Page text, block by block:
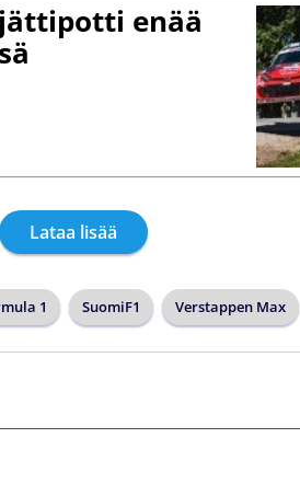
enää
Lataa lisää
1 SuomiF1 Verstappen Max